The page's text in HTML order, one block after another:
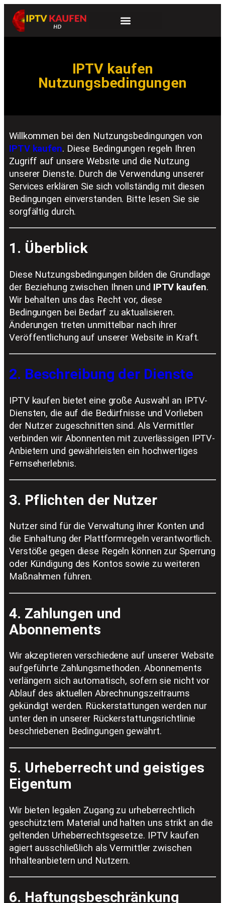
IPTV kaufen
Nutzungsbedingungen
Willkommen bei den Nutzungsbedingungen von
IPTV kaufen. Diese Bedingungen regeln Ihren
Zugriff auf unsere Website und die Nutzung
unserer Dienste. Durch die Verwendung unserer
Services erklären Sie sich vollständig mit diesen
Bedingungen einverstanden. Bitte lesen Sie sie
sorgfältig durch.
1. Überblick
Diese Nutzungsbedingungen bilden die Grundlage
der Beziehung zwischen Ihnen und IPTV kaufen.
Wir behalten uns das Recht vor, diese
Bedingungen bei Bedarf zu aktualisieren.
Änderungen treten unmittelbar nach ihrer
Veröffentlichung auf unserer Website in Kraft.
2. Beschreibung der Dienste
IPTV kaufen bietet eine große Auswahl an IPTV-
Diensten, die auf die Bedürfnisse und Vorlieben
der Nutzer zugeschnitten sind. Als Vermittler
verbinden wir Abonnenten mit zuverlässigen IPTV-
Anbietern und gewährleisten ein hochwertiges
Fernseherlebnis.
3. Pflichten der Nutzer
Nutzer sind für die Verwaltung ihrer Konten und
die Einhaltung der Plattformregeln verantwortlich.
Verstöße gegen diese Regeln können zur Sperrung
oder Kündigung des Kontos sowie zu weiteren
Maßnahmen führen.
4. Zahlungen und
Abonnements
Wir akzeptieren verschiedene auf unserer Website
aufgeführte Zahlungsmethoden. Abonnements
verlängern sich automatisch, sofern sie nicht vor
Ablauf des aktuellen Abrechnungszeitraums
gekündigt werden. Rückerstattungen werden nur
unter den in unserer Rückerstattungsrichtlinie
beschriebenen Bedingungen gewährt.
5. Urheberrecht und geistiges
Eigentum
Wir bieten legalen Zugang zu urheberrechtlich
geschütztem Material und halten uns strikt an die
geltenden Urheberrechtsgesetze. IPTV kaufen
agiert ausschließlich als Vermittler zwischen
Inhalteanbietern und Nutzern.
6. Haftungsbeschränkung